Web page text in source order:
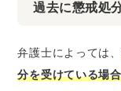
過去に懲戒処
弁護士によっては、
分を受けている場合